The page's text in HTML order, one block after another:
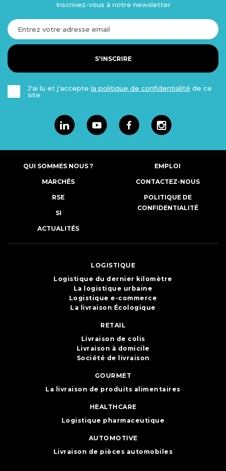
Inscrivez-vous à notre newsletter
S'INSCRIRE
J'ai lu et j'accepte la politique de confidentialité de ce
site
LinkedinYoutube FacebookInstagram
QUI SOMMES NOUS ?
MARCHÉS
RSE
SI
ACTUALITÉS
EMPLOI
CONTACTEZ-NOUS
POLITIQUE DE
CONFIDENTIALITÉ
LOGISTIQUE
Logistique du dernier kilomètre
La logistique urbaine
Logistique e-commerce
La livraison Écologique
RETAIL
Livraison de colis
Livraison à domicile
Société de livraison
GOURMET
La livraison de produits alimentaires
HEALTHCARE
Logistique pharmaceutique
AUTOMOTIVE
Livraison de pièces automobiles